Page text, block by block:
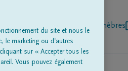
Entrepreneur de pompes funèbres
du site et nous le
le marketing ou d'autres
sur « Accepter tous les
Vous pouvez également